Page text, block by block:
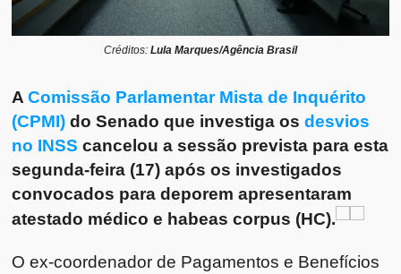
Créditos: Lula Marques/Agência Brasil
AComissão Parlamentar Mista de Inquérito
(CPMI) do Senado que investiga os desvios
no INSS cancelou a sessão prevista para esta
segunda-feira (17) após os investigados
convocados para deporem apresentaram
atestado médico e habeas corpus (HC).
O ex-coordenador de Pagamentos e Benefícios